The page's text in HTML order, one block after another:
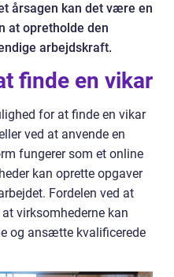
årsagen kan det være en
at opretholde den
arbejdskraft.
finde en vikar
for at finde en vikar
ved at anvende en
fungerer som et online
kan oprette opgaver
Fordelen ved at
virksomhederne kan
og ansætte kvalificerede